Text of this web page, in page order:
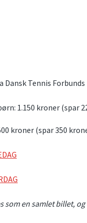
Tennis
1.150 kroner
kroner (spar 350
en samlet billet,